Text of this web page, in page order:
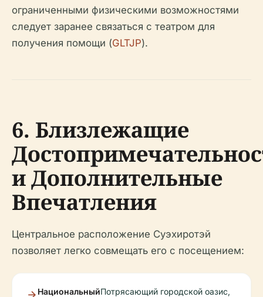
ограниченными физическими возможностями
следует заранее связаться с театром для
получения помощи (GLTJP).
6. Близлежащие
и Дополнительные
Впечатления
Центральное расположение Суэхиротэй
позволяет легко совмещать его с посещением:
НациональныйПотрясающий городской оазис,